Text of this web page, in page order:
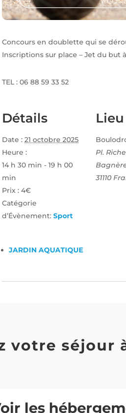
Concours en doublette qui se
Inscriptions sur place – Jet du but
TEL : 06 88 59 33 52
Détails
Date : 21 octobre 2025
Heure :
14 h 30 min - 19 h 00
min
Prix : 4€
Catégorie
d’Évènement: Sport
Lieu
Pl.
31110
JARDIN AQUATIQUE
votre séjour
les